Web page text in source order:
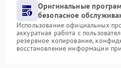
Оригинальные
безопасное
Использование официальных
аккуратная работа с
резервное копирование,
восстановление информации